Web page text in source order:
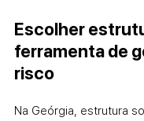
Escolher
ferramenta de
risco
Na Geórgia, estrutura